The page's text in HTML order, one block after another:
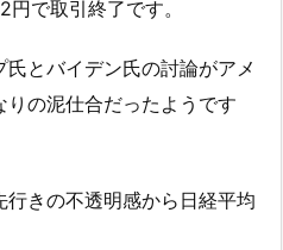
で取引終了です。
とバイデン氏の討論がアメ
りの泥仕合だったようです
きの不透明感から日経平均